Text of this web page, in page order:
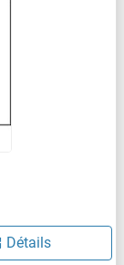
Détails